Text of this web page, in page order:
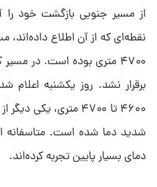
از مسیر جنوبی بازگشت خود را
۴۷۰۰ متری بوده است. در
برقرار نشد. روز یکشنبه اعلام
۴۶۰۰ تا ۴۷۰۰ متری،
شدید دما شده است. متاسفانه
دمای بسیار پایین تجربه کرده‌اند.